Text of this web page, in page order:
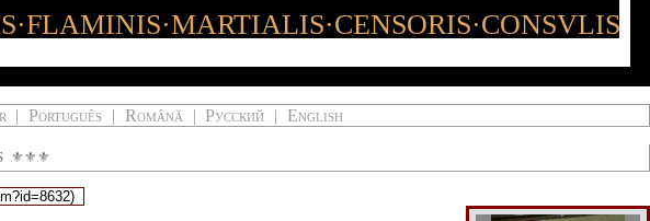
|Português | Română |Русский |English
⚜⚜⚜